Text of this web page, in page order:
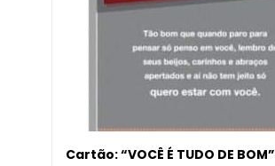
Cartão: “VOCÊ É TUDO DE BOM”